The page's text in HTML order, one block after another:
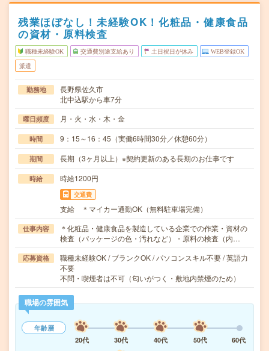
残業ほぼなし！未経験OK！化粧品・健康食品
の資材・原料検査
職種未経験OK 交通費別途支給あり 土日祝日が休み WEB登録OK
派遣
勤務地
長野県佐久市
北中込駅から車7分
曜日頻度 月・火・水・木・金
時間 9：15～16：45（実働6時間30分／休憩60分）
期間 長期（3ヶ月以上）※契約更新のある長期のお仕事です
時給 時給1200円
交通費
支給 ＊マイカー通勤OK（無料駐車場完備）
仕事内容
＊化粧品・健康食品を製造している企業での作業・資材の
検査（パッケージの色・汚れなど）・原料の検査（内…
応募資格
職種未経験OK / ブランクOK / パソコンスキル不要 / 英語力
不要
不問・喫煙者は不可（匂いがつく・敷地内禁煙のため）
職場の雰囲気
年齢層
20代
30代 40代 50代
60代